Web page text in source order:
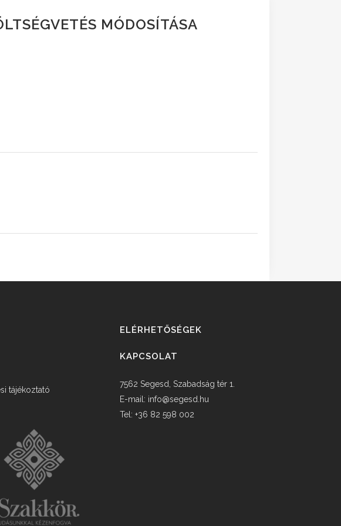
MÓDOSÍTÁSA
tájékoztató
ELÉRHETŐSÉGEK
KAPCSOLAT
7562 Segesd, Szabadság tér 1.
E-mail: info@segesd.hu
Tel: +36 82 598 002